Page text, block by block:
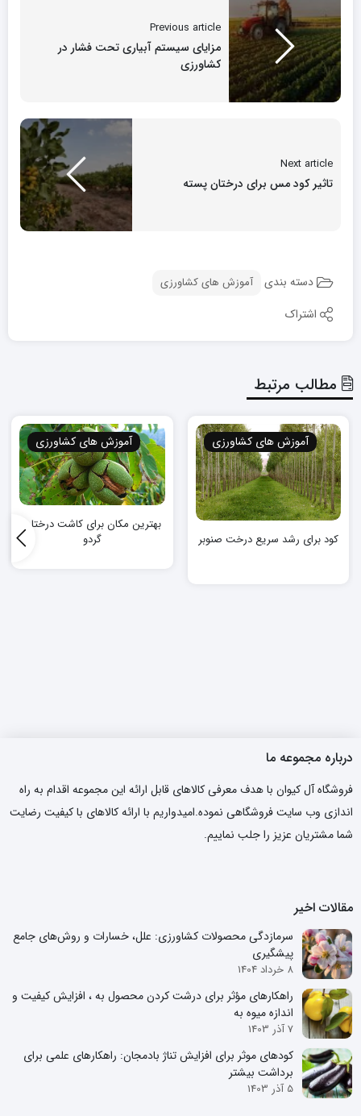
Previous article
مزایای سیستم آبیاری تحت فشار در
کشاورزی
Next article
تاثیر کود مس برای درختان پسته
دسته بندی آموزش های کشاورزی
اشتراک
مطالب مرتبط
آموزش های کشاورزی
کود برای رشد سریع درخت صنوبر
آموزش های کشاورزی
بهترین مکان برای کاشت درختان
گردو
درباره مجموعه ما
فروشگاه آل کیوان با هدف معرفی کالاهای قابل ارائه این مجموعه اقدام به راه
اندازی وب سایت فروشگاهی نموده.امیدواریم با ارائه کالاهای با کیفیت رضایت
شما مشتریان عزیز را جلب نماییم.
مقالات اخیر
سرمازدگی محصولات کشاورزی: علل، خسارات و روش‌های جامع
پیشگیری
8 خرداد 1404
راهکارهای مؤثر برای درشت کردن محصول به ، افزایش کیفیت و
اندازه میوه به
7 آذر 1403
کودهای موثر برای افزایش تناژ بادمجان: راهکارهای علمی برای
برداشت بیشتر
5 آذر 1403